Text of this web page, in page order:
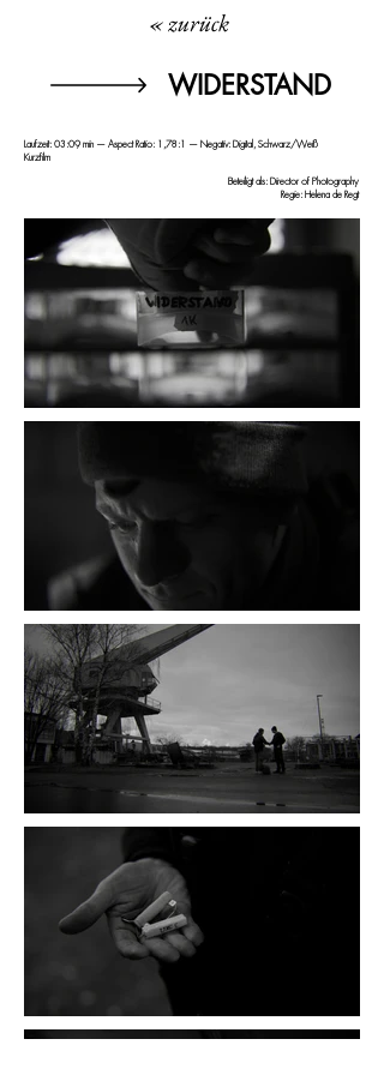
« zurück
WIDERSTAND
Laufzeit: 03:09 min — Aspect Ratio: 1,78:1 — Negativ: Digital, Schwarz/Weiß
Kurzfilm
Beteiligt als: Director of Photography
Regie: Helena de Regt